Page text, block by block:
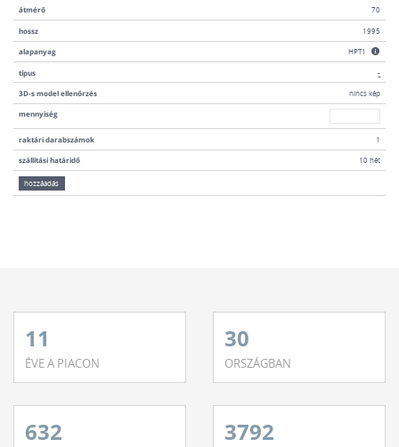
átmérő 70
hossz 1995
alapanyag HPT1
típus -
3D-s model ellenőrzés nincs kép
mennyiség
raktári darabszámok 1
szállítási határidő 10 hét
hozzáadás
11
ÉVE A PIACON
30
ORSZÁGBAN
632 3792